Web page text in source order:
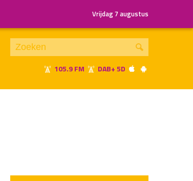
Vrijdag 7 augustus
105.9 FM DAB+ 5D